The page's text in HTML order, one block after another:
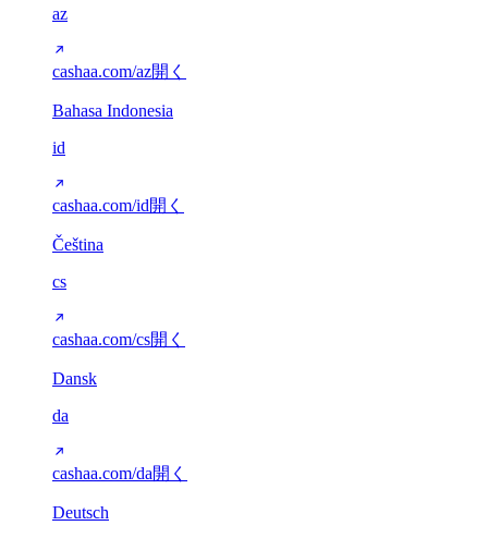
az
cashaa.com/az開く
Bahasa Indonesia
id
cashaa.com/id開く
Čeština
cs
cashaa.com/cs開く
Dansk
da
cashaa.com/da開く
Deutsch